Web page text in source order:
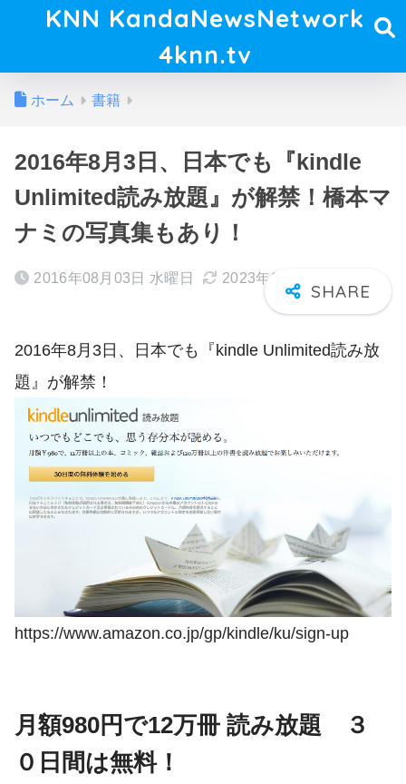
KNN KandaNewsNetwork
4knn.tv
ホーム 書籍
2016年8月3日、日本でも『kindle
Unlimited読み放題』が解禁！橋本マ
ナミの写真集もあり！
2016年08月03日 水曜日 2023年06月22日 木曜日
2016年8月3日、日本でも『kindle Unlimited読み放
題』が解禁！
https://www.amazon.co.jp/gp/kindle/ku/sign-up
月額980円で12万冊 読み放題 ３
０日間は無料！